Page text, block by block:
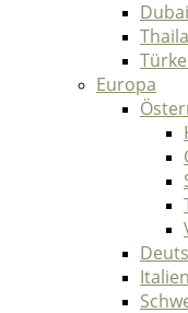
Dubai
Europa
Italien